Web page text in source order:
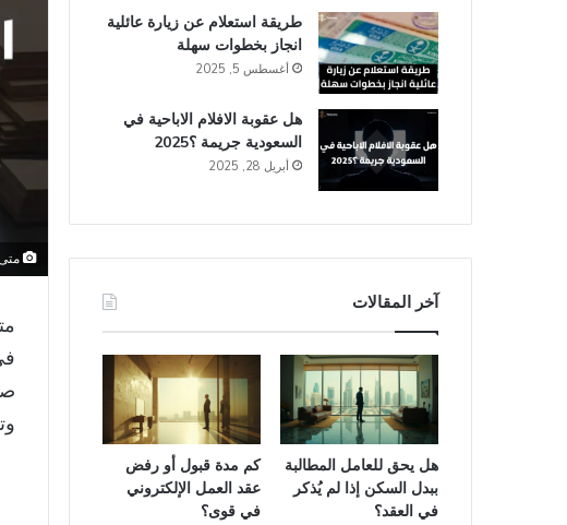
طريقة استعلام عن زيارة عائلية
انجاز​ بخطوات سهلة
أغسطس 5, 2025
هل عقوبة الافلام الاباحية في
السعودية​ جريمة ؟2025
أبريل 28, 2025
آخر المقالات
هل يحق للعامل المطالبة
ببدل السكن إذا لم يُذكر
في العقد؟
كم مدة قبول أو رفض
عقد العمل الإلكتروني
في قوى؟